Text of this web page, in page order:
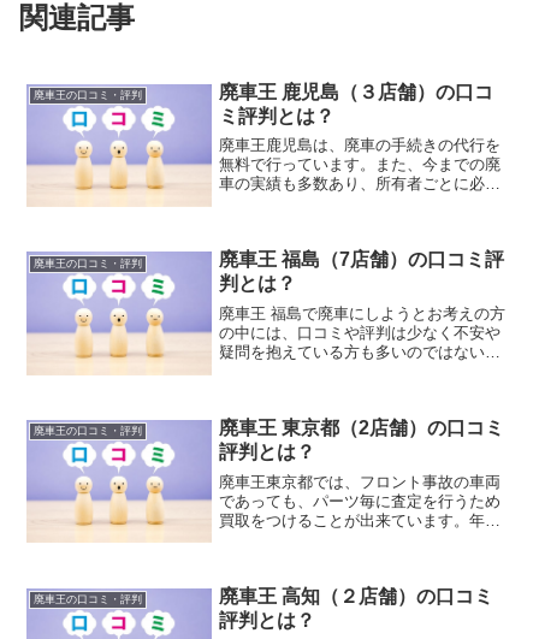
関連記事
廃車王の口コミ・評判
廃車王 鹿児島（３店舗）の口コ
ミ評判とは？
廃車王鹿児島は、廃車の手続きの代行を
無料で行っています。また、今までの廃
車の実績も多数あり、所有者ごとに必要
たご家族の遺産の車を廃車する場合など
も対応が出来ます。
廃車王の口コミ・評判
廃車王 福島（7店舗）の口コミ評
判とは？
廃車王 福島で廃車にしようとお考えの方
の中には、口コミや評判は少なく不安や
疑問を抱えている方も多いのではないで
ーの口コミ評判をインターネットにて情
報収集しまとめましたのでご紹介しま
す。
廃車王の口コミ・評判
廃車王 東京都（2店舗）の口コミ
評判とは？
廃車王東京都では、フロント事故の車両
であっても、パーツ毎に査定を行うため
買取をつけることが出来ています。年式
ため、ユーザーからの買取の際に、高額
査定が可能になっています。
廃車王の口コミ・評判
廃車王 高知（２店舗）の口コミ
評判とは？